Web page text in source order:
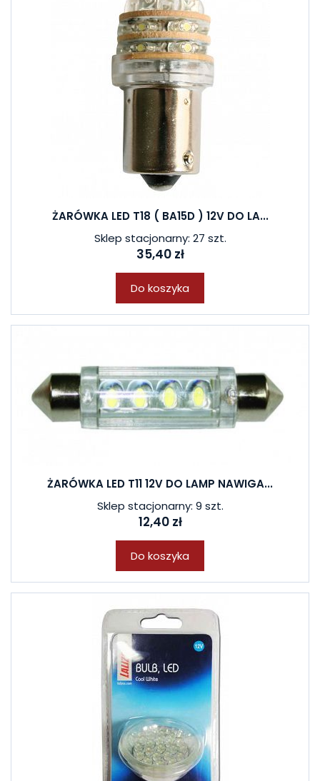
ŻARÓWKA LED T18 ( BA15D ) 12V DO LA...
Sklep stacjonarny: 27 szt.
35,40 zł
Do koszyka
ŻARÓWKA LED T11 12V DO LAMP NAWIGA...
Sklep stacjonarny: 9 szt.
12,40 zł
Do koszyka